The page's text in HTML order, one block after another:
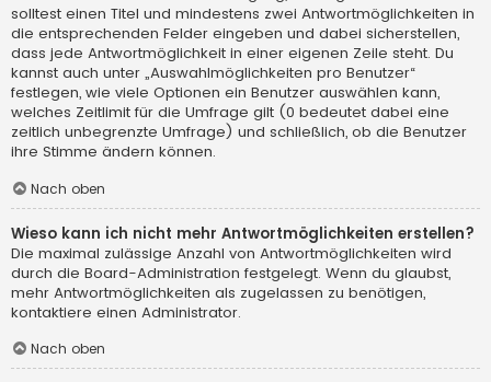
solltest einen Titel und mindestens zwei Antwortmöglichkeiten in
die entsprechenden Felder eingeben und dabei sicherstellen,
dass jede Antwortmöglichkeit in einer eigenen Zeile steht. Du
kannst auch unter „Auswahlmöglichkeiten pro Benutzer“
festlegen, wie viele Optionen ein Benutzer auswählen kann,
welches Zeitlimit für die Umfrage gilt (0 bedeutet dabei eine
zeitlich unbegrenzte Umfrage) und schließlich, ob die Benutzer
ihre Stimme ändern können.
Nach oben
Wieso kann ich nicht mehr Antwortmöglichkeiten erstellen?
Die maximal zulässige Anzahl von Antwortmöglichkeiten wird
durch die Board-Administration festgelegt. Wenn du glaubst,
mehr Antwortmöglichkeiten als zugelassen zu benötigen,
kontaktiere einen Administrator.
Nach oben